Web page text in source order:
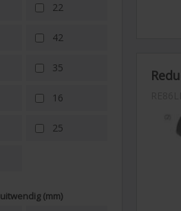
4)
5)
6)
22
42
35
16
25
(mm)